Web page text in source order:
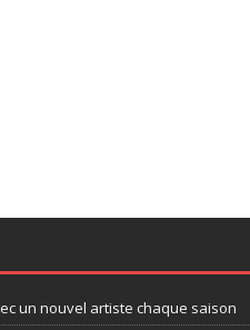
un nouvel artiste chaque saison